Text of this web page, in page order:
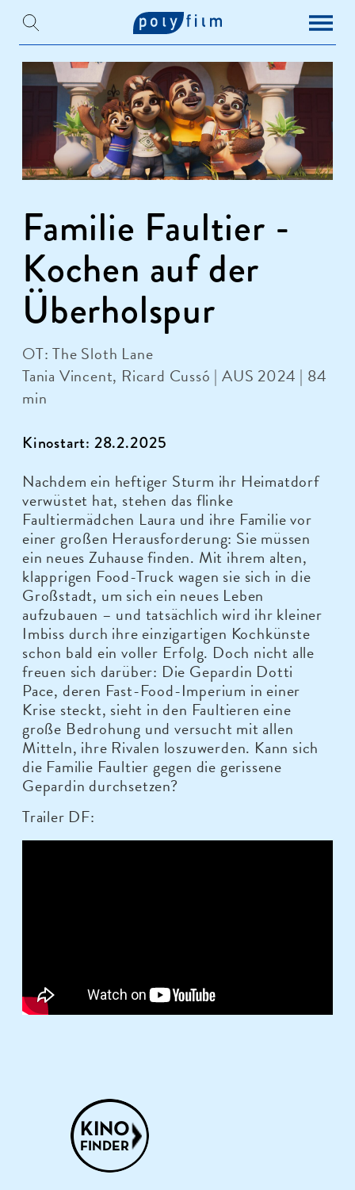
Familie Faultier -
Kochen auf der
Überholspur
OT: The Sloth Lane
Tania Vincent, Ricard Cussó | AUS 2024 | 84
min
Kinostart: 28.2.2025
Nachdem ein heftiger Sturm ihr Heimatdorf
verwüstet hat, stehen das flinke
Faultiermädchen Laura und ihre Familie vor
einer großen Herausforderung: Sie müssen
ein neues Zuhause finden. Mit ihrem alten,
klapprigen Food-Truck wagen sie sich in die
Großstadt, um sich ein neues Leben
aufzubauen – und tatsächlich wird ihr kleiner
Imbiss durch ihre einzigartigen Kochkünste
schon bald ein voller Erfolg. Doch nicht alle
freuen sich darüber: Die Gepardin Dotti
Pace, deren Fast-Food-Imperium in einer
Krise steckt, sieht in den Faultieren eine
große Bedrohung und versucht mit allen
Mitteln, ihre Rivalen loszuwerden. Kann sich
die Familie Faultier gegen die gerissene
Gepardin durchsetzen?
Trailer DF: